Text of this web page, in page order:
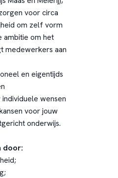
voor circa
om zelf vorm
ambitie om het
medewerkers aan
en eigentijds
wensen
voor jouw
onderwijs.
door: